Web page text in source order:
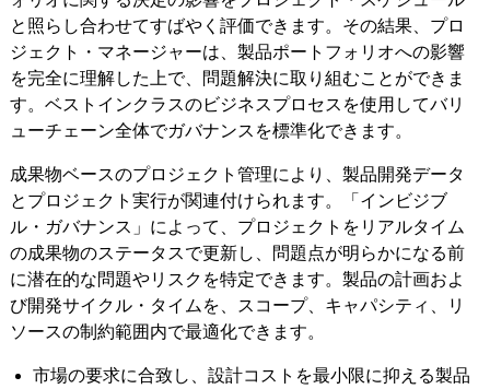
と照らし合わせてすばやく評価できます。その結果、プロ
ジェクト・マネージャーは、製品ポートフォリオへの影響
を完全に理解した上で、問題解決に取り組むことができま
す。ベストインクラスのビジネスプロセスを使用してバリ
ューチェーン全体でガバナンスを標準化できます。
成果物ベースのプロジェクト管理により、製品開発データ
とプロジェクト実行が関連付けられます。「インビジブ
ル・ガバナンス」によって、プロジェクトをリアルタイム
の成果物のステータスで更新し、問題点が明らかになる前
に潜在的な問題やリスクを特定できます。製品の計画およ
び開発サイクル・タイムを、スコープ、キャパシティ、リ
ソースの制約範囲内で最適化できます。
市場の要求に合致し、設計コストを最小限に抑える製品